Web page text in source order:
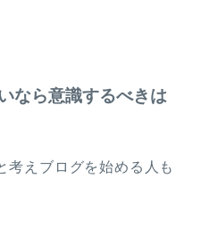
なら意識するべきは
考えブログを始める人も